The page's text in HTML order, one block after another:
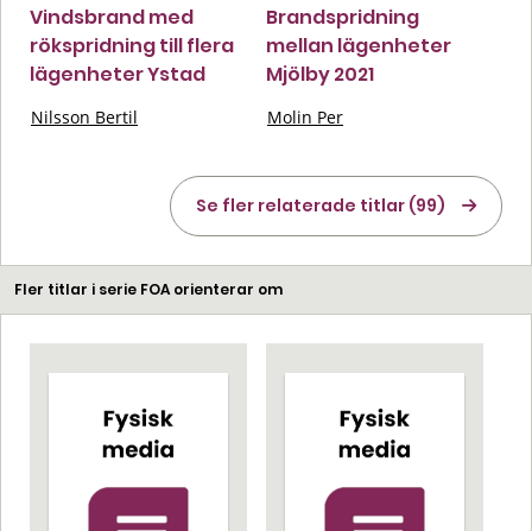
Vindsbrand med
rökspridning till flera
lägenheter Ystad
Nilsson Bertil
Brandspridning
mellan lägenheter
Mjölby 2021
Molin Per
Se fler relaterade titlar (99)
Fler titlar i serie FOA orienterar om